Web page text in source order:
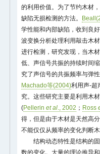
的利用价值。为了节约木材
缺陷无损检测的方法。
学性能和内部缺陷，收到良
波变换分析处理利用敲击木
进行检测，研究发现，当木
低、声信号共振的持续时间
究了声信号的共振频率与弹
Machado等(2004)利用声-超
究。这些研究主要是利用木
(Pellerin et al., 2002 ； Ross
得，但是由于木材是天然高
不能仅仅从频率的变化判断
结构动态特性是结构的
数的变化。大量的理论推导